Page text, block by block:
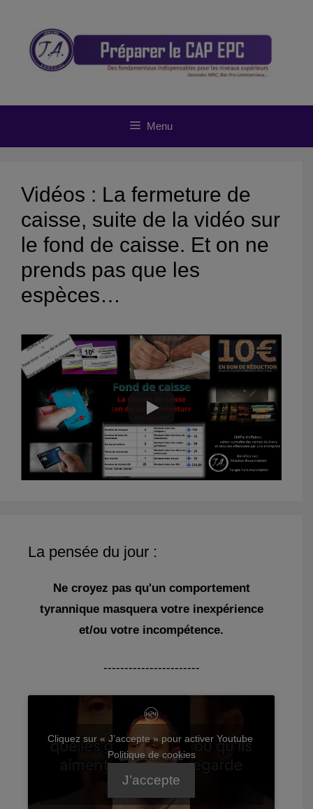
contenu
Menu
Vidéos : La fermeture de
caisse, suite de la vidéo sur
le fond de caisse. Et on ne
prends pas que les
espèces…
La pensée du jour :
Ne croyez pas qu'un comportement
tyrannique masquera votre inexpérience
et/ou votre incompétence.
-----------------------
Cliquez sur « J’accepte » pour activer Youtube
Politique de cookies
J’accepte